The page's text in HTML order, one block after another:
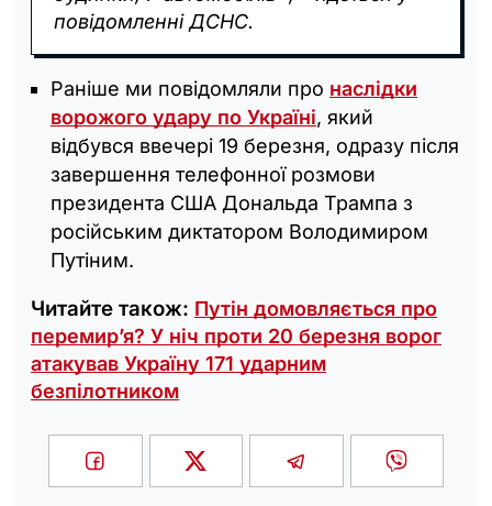
повідомленні ДСНС.
Раніше ми повідомляли про наслідки
ворожого удару по Україні, який
відбувся ввечері 19 березня, одразу після
завершення телефонної розмови
президента США Дональда Трампа з
російським диктатором Володимиром
Путіним.
Читайте також: Путін домовляється про
перемир’я? У ніч проти 20 березня ворог
атакував Україну 171 ударним
безпілотником